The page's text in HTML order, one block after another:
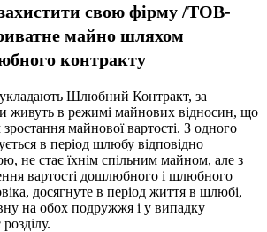
свою фірму /ТОВ-
майно шляхом
контракту
Шлюбний Контракт, за
живуть в режимі майнових відносин, що
майнової вартості. З одного
в період шлюбу відповідно
не стає їхнім спільним майном, але з
вартості дошлюбного і шлюбного
досягнуте в період життя в шлюбі,
на обох подружжя і у випадку